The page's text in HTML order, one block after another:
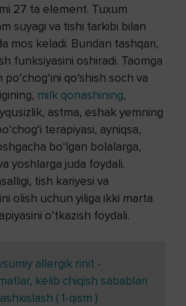
27 ta element. Tuxum
suyagi va tishi tarkibi bilan
mos keladi. Bundan tashqari,
funksiyasini oshiradi. Taomga
qo‘shish soch va
milk qonashining,
astma, eshak yemning
terapiyasi, ayniqsa,
bo‘lgan bolalarga,
yoshlarga juda foydali.
tish kariyesi va
olish uchun yiliga ikki marta
o‘tkazish foydali.
allergik rinit -
kelib chiqish sabablari
( 1-qism )